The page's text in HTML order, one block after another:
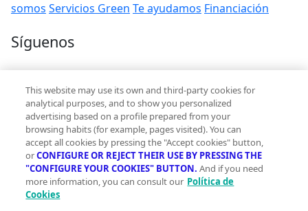
somos Servicios Green Te ayudamos Financiación
Síguenos
Contacto
hola@vivegreen.com
Aviso Legal
Condiciones de uso
This website may use its own and third-party cookies for
analytical purposes, and to show you personalized
advertising based on a profile prepared from your
browsing habits (for example, pages visited). You can
accept all cookies by pressing the "Accept cookies" button,
orCONFIGURE OR REJECT THEIR USE BY PRESSING THE
"CONFIGURE YOUR COOKIES" BUTTON. And if you need
more information, you can consult our Política de
Cookies